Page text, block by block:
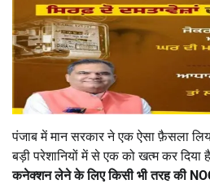
पंजाब में मान सरकार ने एक ऐसा फ़ैसला
बड़ी परेशानियों में से एक को खत्म कर
कनेक्शन लेने के लिए किसी भी तरह की